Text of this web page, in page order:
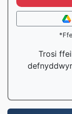
Trosi